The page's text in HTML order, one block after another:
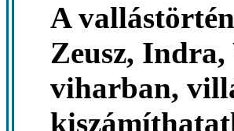
A
Zeusz, Indra,
viharban,